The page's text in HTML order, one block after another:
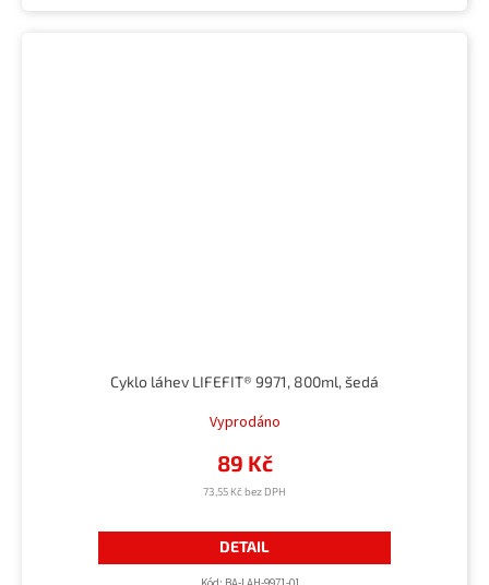
Cyklo láhev LIFEFIT® 9971, 800ml, šedá
Vyprodáno
73,55 Kč bez DPH
89 Kč
DETAIL